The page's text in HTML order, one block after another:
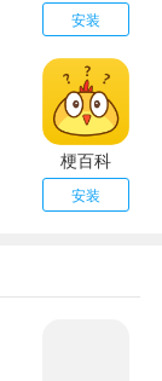
安装
梗百科
安装